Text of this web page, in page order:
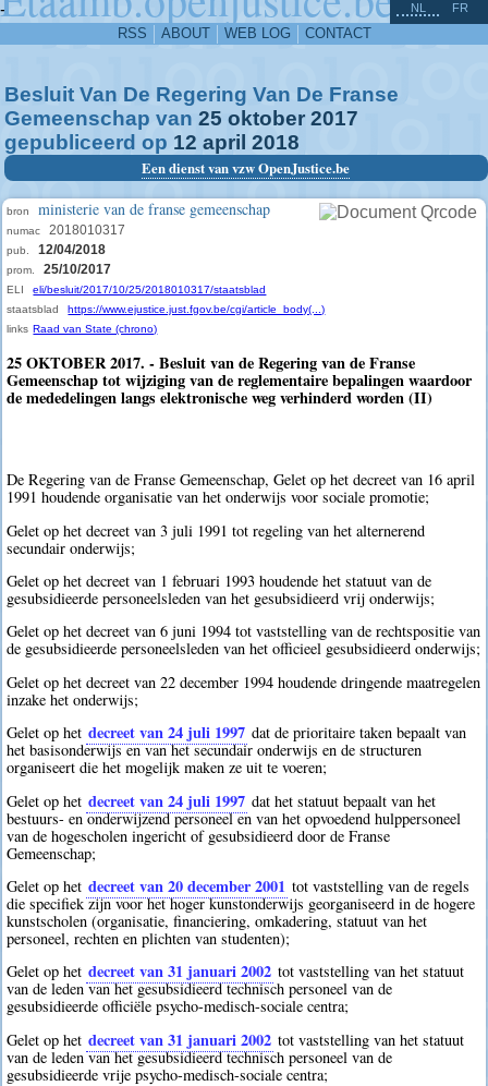
-
RSS ABOUT WEB LOG CONTACT
NL FR
Besluit Van De Regering Van De Franse
Gemeenschap van 25 oktober 2017
gepubliceerd op 12 april 2018
Een dienst van vzw OpenJustice.be
bron ministerie van de franse gemeenschap
numac 2018010317
pub. 12/04/2018
prom. 25/10/2017
ELI
eli/besluit/2017/10/25/2018010317/staatsblad
staatsblad
https://www.ejustice.just.fgov.be/cgi/article_body(...)
links Raad van State (chrono)
25 OKTOBER 2017. - Besluit van de Regering van de Franse
Gemeenschap tot wijziging van de reglementaire bepalingen waardoor
de mededelingen langs elektronische weg verhinderd worden (II)
De Regering van de Franse Gemeenschap, Gelet op het decreet van 16 april
1991 houdende organisatie van het onderwijs voor sociale promotie;
Gelet op het decreet van 3 juli 1991 tot regeling van het alternerend
secundair onderwijs;
Gelet op het decreet van 1 februari 1993 houdende het statuut van de
gesubsidieerde personeelsleden van het gesubsidieerd vrij onderwijs;
Gelet op het decreet van 6 juni 1994 tot vaststelling van de rechtspositie van
de gesubsidieerde personeelsleden van het officieel gesubsidieerd onderwijs;
Gelet op het decreet van 22 december 1994 houdende dringende maatregelen
inzake het onderwijs;
Gelet op het decreet van 24 juli 1997 dat de prioritaire taken bepaalt van
het basisonderwijs en van het secundair onderwijs en de structuren
organiseert die het mogelijk maken ze uit te voeren;
Gelet op het decreet van 24 juli 1997 dat het statuut bepaalt van het
bestuurs- en onderwijzend personeel en van het opvoedend hulppersoneel
van de hogescholen ingericht of gesubsidieerd door de Franse
Gemeenschap;
Gelet op het decreet van 20 december 2001 tot vaststelling van de regels
die specifiek zijn voor het hoger kunstonderwijs georganiseerd in de hogere
kunstscholen (organisatie, financiering, omkadering, statuut van het
personeel, rechten en plichten van studenten);
Gelet op het decreet van 31 januari 2002 tot vaststelling van het statuut
van de leden van het gesubsidieerd technisch personeel van de
gesubsidieerde officiële psycho-medisch-sociale centra;
Gelet op het decreet van 31 januari 2002 tot vaststelling van het statuut
van de leden van het gesubsidieerd technisch personeel van de
gesubsidieerde vrije psycho-medisch-sociale centra;
^